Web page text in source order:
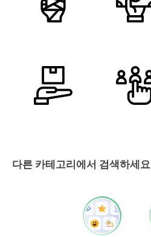
다른 카테고리에서 검색하세요